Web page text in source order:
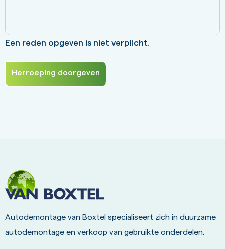
Een reden opgeven is niet verplicht.
Autodemontage van Boxtel specialiseert zich in duurzame
autodemontage en verkoop van gebruikte onderdelen.